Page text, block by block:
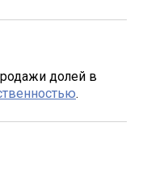
долей в
.